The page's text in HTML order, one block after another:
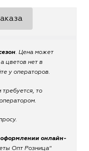
. Цена может
цветов нет в
у операторов.
требуется, то
оформлении онлайн-
Опт Розница"